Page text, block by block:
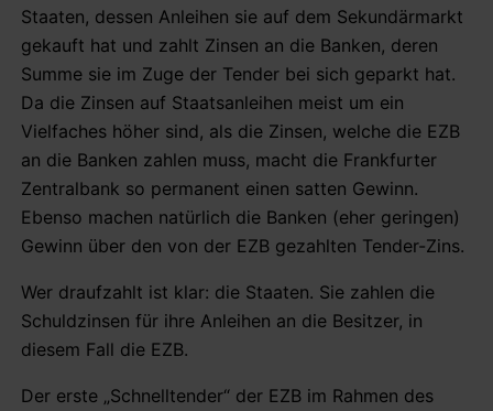
Staaten, dessen Anleihen sie auf dem Sekundärmarkt
gekauft hat und zahlt Zinsen an die Banken, deren
Summe sie im Zuge der Tender bei sich geparkt hat.
Da die Zinsen auf Staatsanleihen meist um ein
Vielfaches höher sind, als die Zinsen, welche die EZB
an die Banken zahlen muss, macht die Frankfurter
Zentralbank so permanent einen satten Gewinn.
Ebenso machen natürlich die Banken (eher geringen)
Gewinn über den von der EZB gezahlten Tender-Zins.
Wer draufzahlt ist klar: die Staaten. Sie zahlen die
Schuldzinsen für ihre Anleihen an die Besitzer, in
diesem Fall die EZB.
Der erste „Schnelltender“ der EZB im Rahmen des